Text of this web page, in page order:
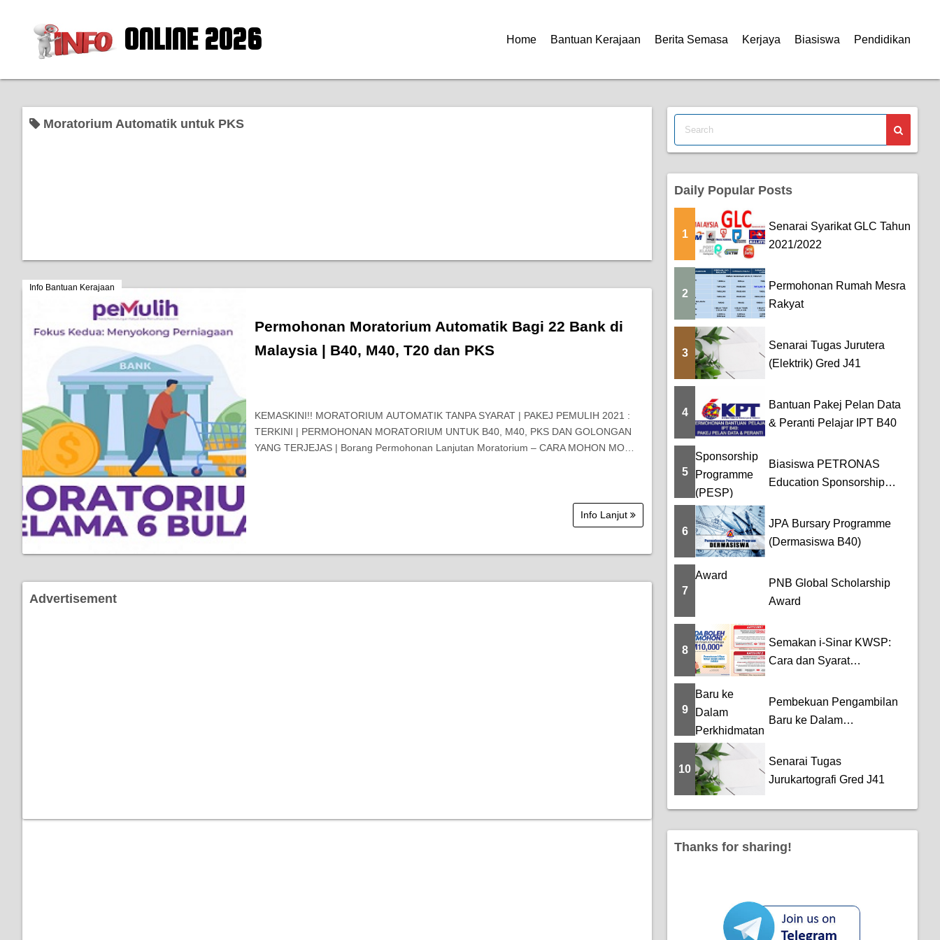
ONLINE 2026 Home Bantuan Kerajaan Berita Semasa Kerjaya Biasiswa Pendidikan
Moratorium Automatik untuk PKS
Info Bantuan Kerajaan
Permohonan Moratorium Automatik Bagi 22 Bank di
Malaysia | B40, M40, T20 dan PKS
KEMASKINI!! MORATORIUM AUTOMATIK TANPA SYARAT | PAKEJ PEMULIH 2021 :
TERKINI | PERMOHONAN MORATORIUM UNTUK B40, M40, PKS DAN GOLONGAN
YANG TERJEJAS | Borang Permohonan Lanjutan Moratorium – CARA MOHON MO…
Info Lanjut
Advertisement
Daily Popular Posts
1
Senarai Syarikat GLC Tahun
2021/2022
2
Permohonan Rumah Mesra
Rakyat
3
Senarai Tugas Jurutera
(Elektrik) Gred J41
4
Bantuan Pakej Pelan Data
& Peranti Pelajar IPT B40
5
Biasiswa PETRONAS
Education Sponsorship
6
JPA Bursary Programme
(Dermasiswa B40)
7
PNB Global Scholarship
Award
8
Semakan i-Sinar KWSP:
Cara dan Syarat
...
9
Pembekuan Pengambilan
Baru ke Dalam
10
Senarai Tugas
Jurukartografi Gred J41
Thanks for sharing!